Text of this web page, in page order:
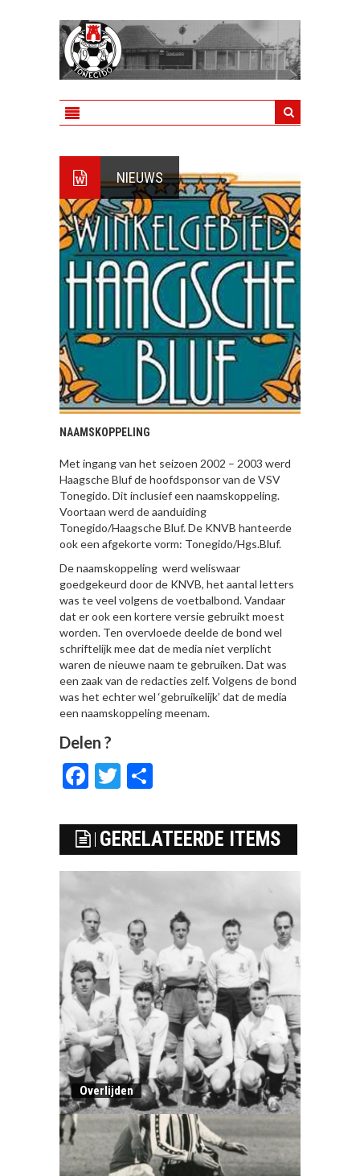
NIEUWS
NAAMSKOPPELING
Met ingang van het seizoen 2002 – 2003 werd
Haagsche Bluf de hoofdsponsor van de VSV
Tonegido. Dit inclusief een naamskoppeling.
Voortaan werd de aanduiding
Tonegido/Haagsche Bluf. De KNVB hanteerde
ook een afgekorte vorm: Tonegido/Hgs.Bluf.
De naamskoppeling werd weliswaar
goedgekeurd door de KNVB, het aantal letters
was te veel volgens de voetbalbond. Vandaar
dat er ook een kortere versie gebruikt moest
worden. Ten overvloede deelde de bond wel
schriftelijk mee dat de media niet verplicht
waren de nieuwe naam te gebruiken. Dat was
een zaak van de redacties zelf. Volgens de bond
was het echter wel ‘gebruikelijk’ dat de media
een naamskoppeling meenam.
Delen ?
Facebook
Twitter
GERELATEERDE ITEMS
Overlijden